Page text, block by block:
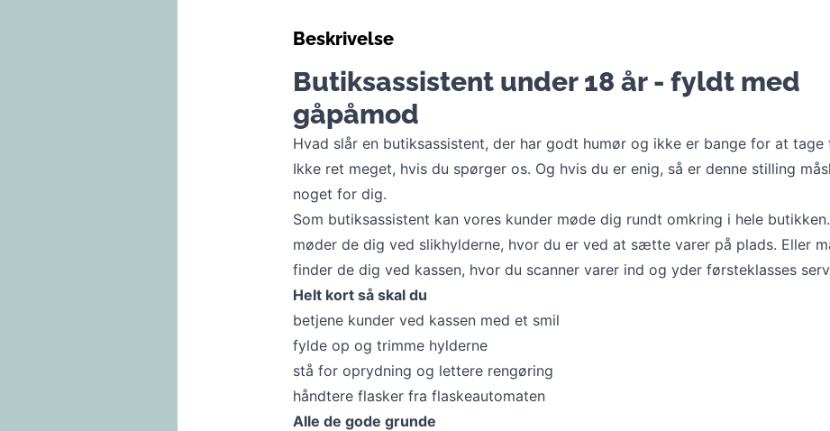
Beskrivelse
Butiksassistent under 18 år - fyldt med
gåpåmod
Hvad slår en butiksassistent, der har godt humør og ikke er bange for at tage
Ikke ret meget, hvis du spørger os. Og hvis du er enig, så er denne stilling
noget for dig.
Som butiksassistent kan vores kunder møde dig rundt omkring i hele
møder de dig ved slikhylderne, hvor du er ved at sætte varer på plads. Eller
finder de dig ved kassen, hvor du scanner varer ind og yder førsteklasses
Helt kort så skal du
betjene kunder ved kassen med et smil
fylde op og trimme hylderne
stå for oprydning og lettere rengøring
håndtere flasker fra flaskeautomaten
Alle de gode grunde